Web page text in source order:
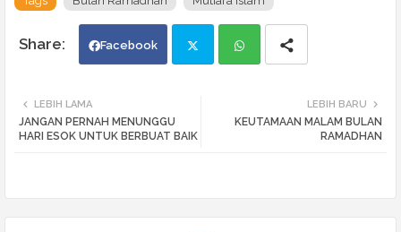
Facebook
ats
LEBIH BARU
KEUTAMAAN MALAM BULAN
RAMADHAN
LEBIH LAMA
JANGAN PERNAH MENUNGGU
HARI ESOK UNTUK BERBUAT BAIK